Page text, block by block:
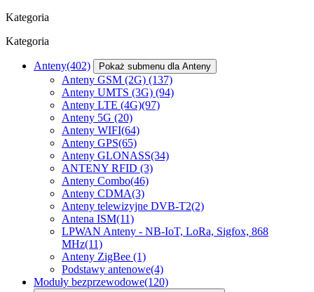
Kategoria
Kategoria
Anteny(402) Pokaż submenu dla Anteny
Anteny GSM (2G) (137)
Anteny UMTS (3G) (94)
Anteny LTE (4G)(97)
Anteny 5G (20)
Anteny WIFI(64)
Anteny GPS(65)
Anteny GLONASS(34)
ANTENY RFID (3)
Anteny Combo(46)
Anteny CDMA(3)
Anteny telewizyjne DVB-T2(2)
Antena ISM(11)
LPWAN Anteny - NB-IoT, LoRa, Sigfox, 868
MHz(11)
Anteny ZigBee (1)
Podstawy antenowe(4)
Moduły bezprzewodowe(120)